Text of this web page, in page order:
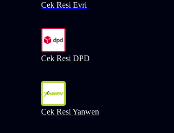
Cek Resi Evri
Cek Resi DPD
Cek Resi Yanwen